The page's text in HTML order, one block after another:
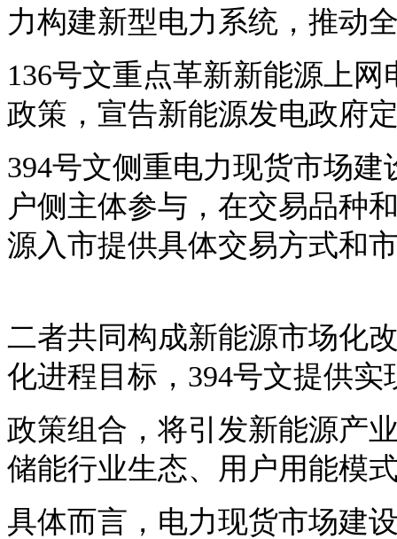
力构建新型电力系统，推动
136号文重点革新新能源上
政策，宣告新能源发电政府
394号文侧重电力现货市场
户侧主体参与，在交易品种
源入市提供具体交易方式和
二者共同构成新能源市场化
化进程目标，394号文提供实
政策组合，将引发新能源产
储能行业生态、用户用能模
具体而言，电力现货市场建